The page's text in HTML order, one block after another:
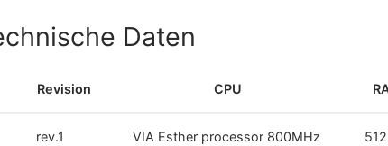
Daten
Revision CPU
rev.1 VIA Esther processor 800MHz